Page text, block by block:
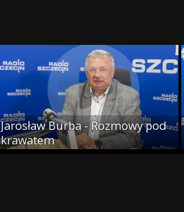
Jarosław Burba - Rozmowy pod
krawatem